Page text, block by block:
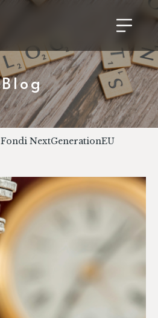
Blog
Fondi NextGenerationEU